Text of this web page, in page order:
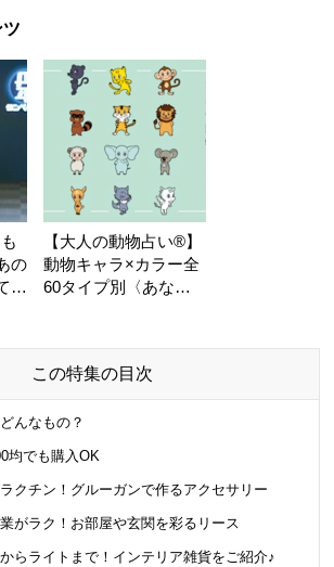
の
い
【大人の動物占い®】
動物キャラ×カラー全
60タイプ別〈あなた
この特集の目次
んなもの？
均でも購入OK
クチン！グルーガンで作るアクセサリー
がラク！お部屋や玄関を彩るリース
らライトまで！インテリア雑貨をご紹介♪